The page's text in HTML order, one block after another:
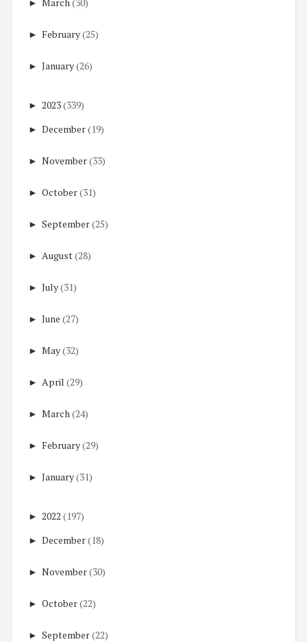
► February(25)
► January(26)
► 2023(339)
► December(19)
► November(33)
► October(31)
► September(25)
► August(28)
► July(31)
► June (27)
► May(32)
► April (29)
► March(24)
► February(29)
► January(31)
► 2022 (197)
► December(18)
► November(30)
► October(22)
► September(22)